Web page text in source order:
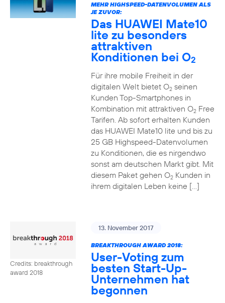
MEHR HIGHSPEED-DATENVOLUMEN ALS
JE ZUVOR:
Das HUAWEI Mate10
lite zu besonders
attraktiven
Konditionen bei O2
Für ihre mobile Freiheit in der
digitalen Welt bietet O2seinen
Kunden Top-Smartphones in
Kombination mit attraktiven O2Free
Tarifen. Ab sofort erhalten Kunden
das HUAWEI Mate10 lite und bis zu
25 GB Highspeed-Datenvolumen
zu Konditionen, die es nirgendwo
sonst am deutschen Markt gibt. Mit
diesem Paket gehen O2Kunden in
ihrem digitalen Leben keine […]
Credits: breakthrough
award 2018
13. November 2017
BREAKTHROUGH AWARD 2018:
User-Voting zum
besten Start-Up-
Unternehmen hat
begonnen